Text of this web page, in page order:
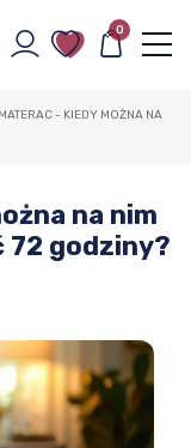
0
- KIEDY MOŻNA NA
na nim
72 godziny?